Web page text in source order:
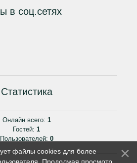
в соц.сетях
Статистика
Онлайн всего: 1
Гостей: 1
Пользователей: 0
файлы cookies для более